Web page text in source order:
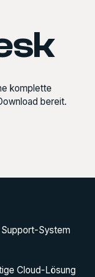
komplette
bereit.
System
Cloud-Lösung